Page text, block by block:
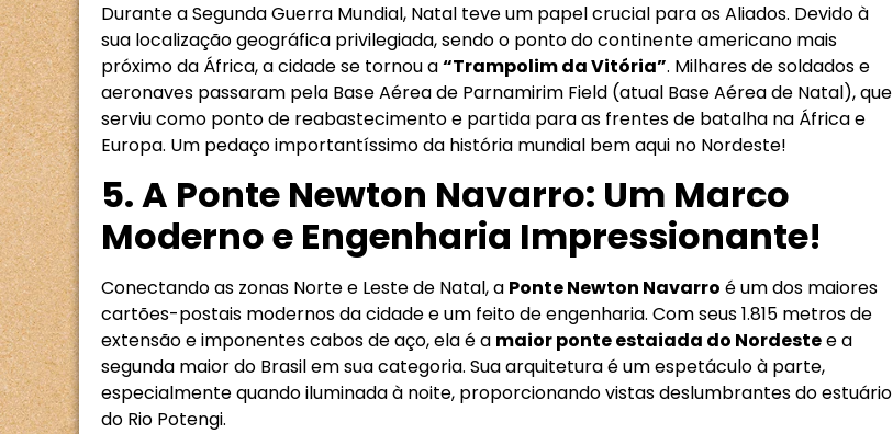
Durante a Segunda Guerra Mundial, Natal teve um papel crucial para os Aliados. Devido à
sua localização geográfica privilegiada, sendo o ponto do continente americano mais
próximo da África, a cidade se tornou a“Trampolim da Vitória”. Milhares de soldados e
aeronaves passaram pela Base Aérea de Parnamirim Field (atual Base Aérea de Natal), que
serviu como ponto de reabastecimento e partida para as frentes de batalha na África e
Europa. Um pedaço importantíssimo da história mundial bem aqui no Nordeste!
5. A Ponte Newton Navarro: Um Marco
Moderno e Engenharia Impressionante!
Conectando as zonas Norte e Leste de Natal, a Ponte Newton Navarro é um dos maiores
cartões-postais modernos da cidade e um feito de engenharia. Com seus 1.815 metros de
extensão e imponentes cabos de aço, ela é a maior ponte estaiada do Nordestee a
segunda maior do Brasil em sua categoria. Sua arquitetura é um espetáculo à parte,
especialmente quando iluminada à noite, proporcionando vistas deslumbrantes do estuário
do Rio Potengi.